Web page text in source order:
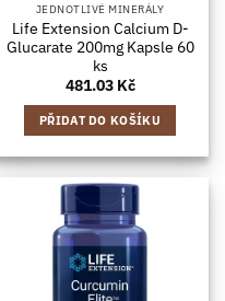
JEDNOTLIVÉ MINERÁLY
Life Extension Calcium D-
Glucarate 200mg Kapsle 60
ks
481.03 Kč
PŘIDAT DO KOŠÍKU